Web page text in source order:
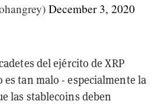
December 3, 2020
del ejército de XRP
es tan malo - especialmente la
las stablecoins deben